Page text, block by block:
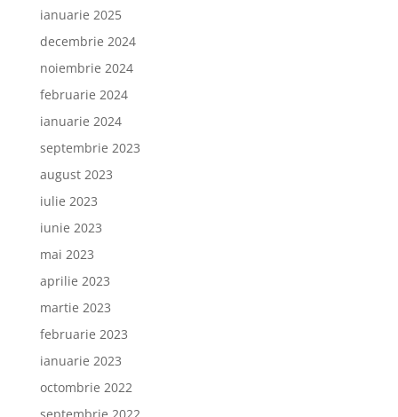
ianuarie 2025
decembrie 2024
noiembrie 2024
februarie 2024
ianuarie 2024
septembrie 2023
august 2023
iulie 2023
iunie 2023
mai 2023
aprilie 2023
martie 2023
februarie 2023
ianuarie 2023
octombrie 2022